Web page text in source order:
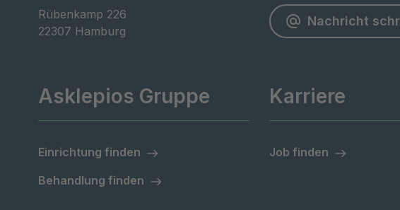
Rübenkamp 226
22307 Hamburg
Nachricht
Asklepios Gruppe
Einrichtung finden
Behandlung finden
Karriere
Job finden